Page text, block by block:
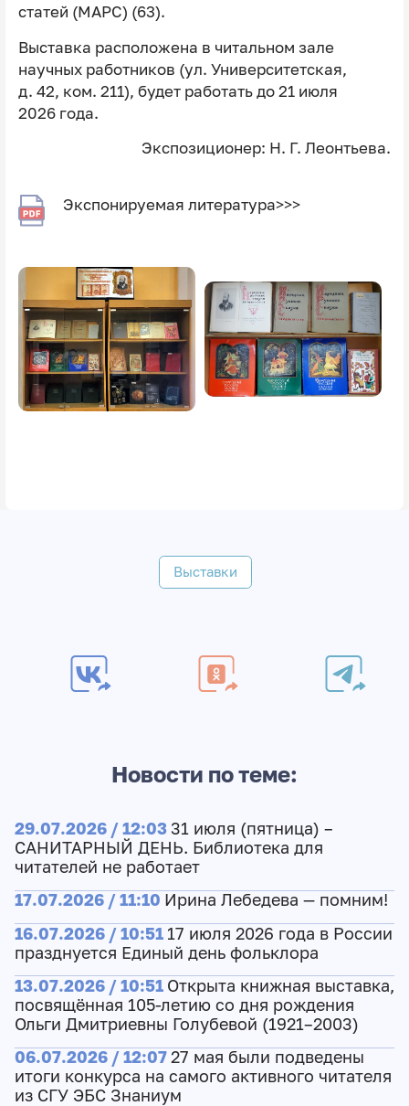
статей (МАРС) (63).
Выставка расположена в читальном зале
научных работников (ул. Университетская,
д. 42, ком. 211), будет работать до 21 июля
2026 года.
Экспозиционер: Н. Г. Леонтьева.
Экспонируемая литература>>>
Image
Image
Выставки
Новости по теме:
29.07.2026 / 12:03 31 июля (пятница) –
САНИТАРНЫЙ ДЕНЬ. Библиотека для
читателей не работает
17.07.2026 / 11:10 Ирина Лебедева — помним!
16.07.2026 / 10:51 17 июля 2026 года в России
празднуется Единый день фольклора
13.07.2026 / 10:51 Открыта книжная выставка,
посвящённая 105-летию со дня рождения
Ольги Дмитриевны Голубевой (1921–2003)
06.07.2026 / 12:0727 мая были подведены
итоги конкурса на самого активного читателя
из СГУ ЭБС Знаниум